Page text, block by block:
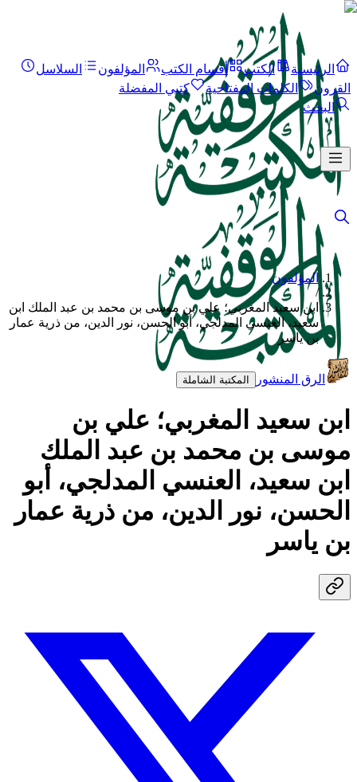
الرئيسية الكتب أقسام الكتب المؤلفون
السلاسل
القرون
الكلمات المفتاحية
كتبي المفضلة
البحث
المؤلفون
/
ابن سعيد المغربي؛ علي بن موسى بن محمد بن عبد الملك ابن
سعيد، العنسي المدلجي، أبو الحسن، نور الدين، من ذرية عمار
بن ياسر
الرق المنشور المكتبة الشاملة
ابن سعيد المغربي؛ علي بن
موسى بن محمد بن عبد الملك
ابن سعيد، العنسي المدلجي، أبو
الحسن، نور الدين، من ذرية عمار
بن ياسر